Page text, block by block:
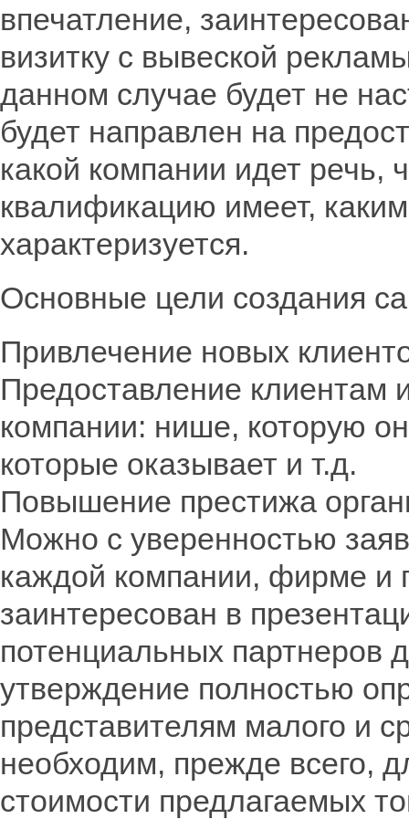
впечатление,
визитку с вывеской
данном случае будет не
будет направлен на
какой компании идет речь,
квалификацию имеет,
характеризуется.
Основные цели создания
Привлечение новых
Предоставление
компании: нише, которую
которые оказывает и т.д.
Повышение престижа
Можно с уверенностью
каждой компании, фирме и
заинтересован в
потенциальных партнеров
утверждение полностью
представителям малого и
необходим, прежде всего,
стоимости предлагаемых